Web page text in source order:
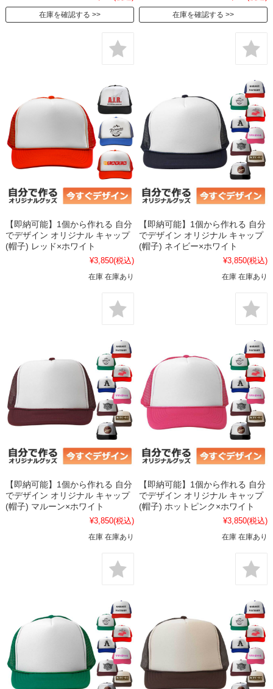
在庫を確認する 在庫を確認する
【即納可能】1個から作れる 自分
でデザイン オリジナル キャップ
(帽子) レッド×ホワイト
¥3,850(税込)
在庫 在庫あり
【即納可能】1個から作れる 自分
でデザイン オリジナル キャップ
(帽子) ネイビー×ホワイト
¥3,850(税込)
在庫 在庫あり
【即納可能】1個から作れる 自分
でデザイン オリジナル キャップ
(帽子) マルーン×ホワイト
¥3,850(税込)
在庫 在庫あり
【即納可能】1個から作れる 自分
でデザイン オリジナル キャップ
(帽子) ホットピンク×ホワイト
¥3,850(税込)
在庫 在庫あり